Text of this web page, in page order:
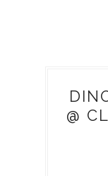
@